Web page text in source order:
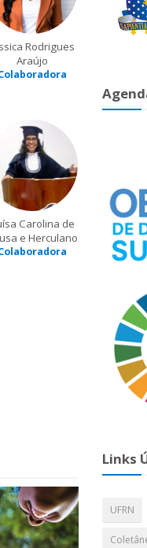
Rodrigues
Araújo
Carolina de
e Herculano
Links
UFRN